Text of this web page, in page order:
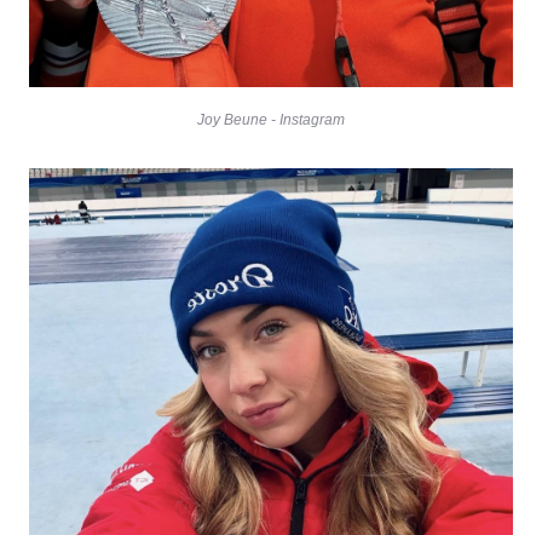
Joy Beune - Instagram